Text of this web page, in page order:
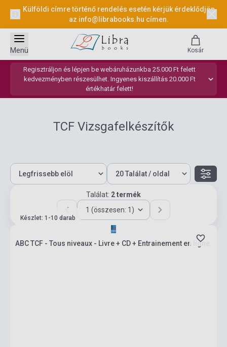
Külföldi címre történő rendelés esetén kérjük érdeklődjön
az info@librabooks.hu címen.
Regisztráljon és lépjen be webáruházunkba 25.000 Ft felett
kedvezményben részesülhet. Ingyenes kiszállítás 20.000 Ft
értékhatár felett!
Menü Kosár
TCF Vizsgafelkészítők
Találat: 2 termék
1 (összesen: 1)
Készlet: 1-10 darab
ABC TCF - Tous niveaux - Livre + CD + Entrainement en ligne